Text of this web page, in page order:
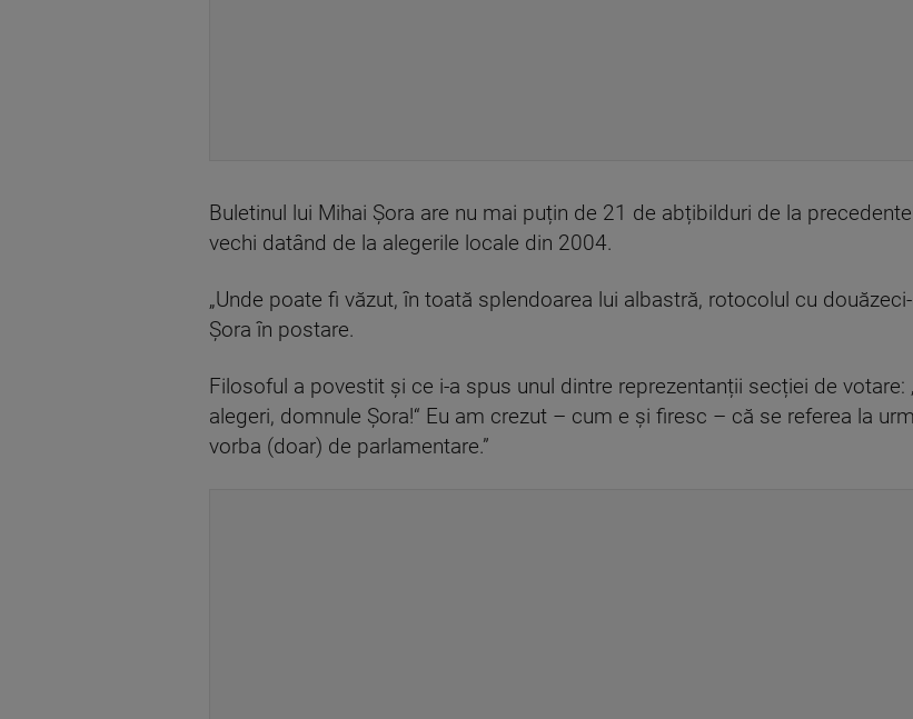
Buletinul lui Mihai Șora are nu mai puțin de 21 de abțibilduri de la
vechi datând de la alegerile locale din 2004.
„Unde poate fi văzut, în toată splendoarea lui albastră, rotocolul cu
Șora în postare.
Filosoful a povestit și ce i-a spus unul dintre reprezentanții secției de
alegeri, domnule Șora!“ Eu am crezut – cum e și firesc – că se referea la
vorba (doar) de parlamentare.”